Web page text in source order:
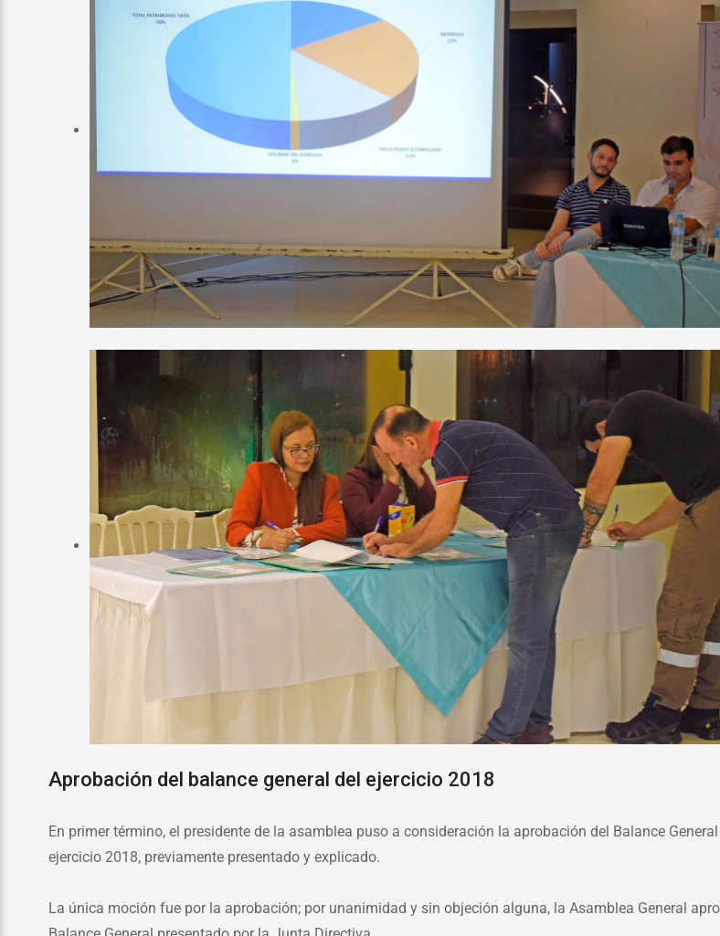
Aprobación del balance general del ejercicio 2018
En primer término, el presidente de la asamblea puso a consideración la aprobación del Balance
ejercicio 2018, previamente presentado y explicado.
La única moción fue por la aprobación; por unanimidad y sin objeción alguna, la Asamblea General